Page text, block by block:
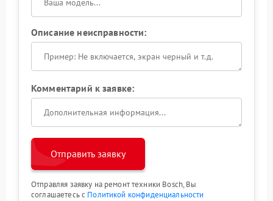
Описание неисправности:
Комментарий к заявке:
Отправить заявку
Отправляя заявку на ремонт техники Bosch, Вы
соглашаетесь с Политикой конфиденциальности